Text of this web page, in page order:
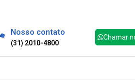
Nosso contato
(31) 2010-4800
Chamar